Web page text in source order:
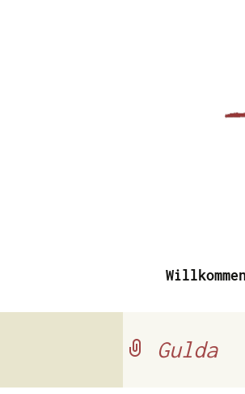
Willkommen
Gulda